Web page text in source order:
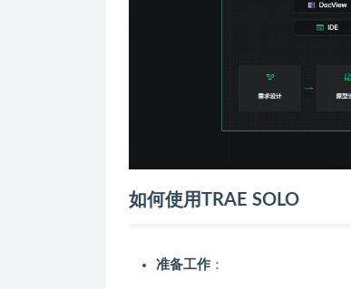
如何使用TRAE SOLO
准备工作 ：